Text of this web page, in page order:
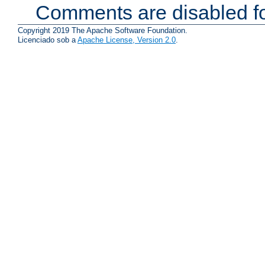
Comments are disabled
Copyright 2019 The Apache Software Foundation.
Licenciado sob aApache License, Version 2.0.